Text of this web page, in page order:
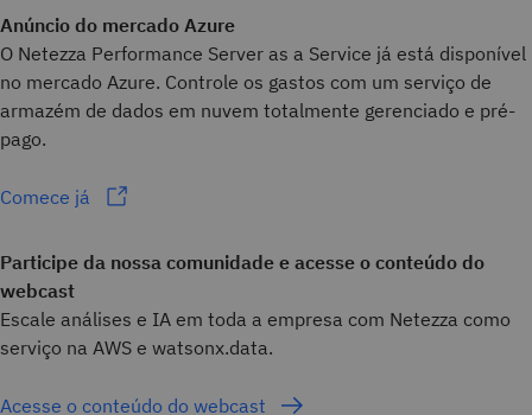
Anúncio do mercado Azure
O Netezza Performance Server as a Service já está disponível
no mercado Azure. Controle os gastos com um serviço de
armazém de dados em nuvem totalmente gerenciado e pré-
pago.
Comece já
Participe da nossa comunidade e acesse o conteúdo do
webcast
Escale análises e IA em toda a empresa com Netezza como
serviço na AWS e watsonx.data.
Acesse o conteúdo do webcast